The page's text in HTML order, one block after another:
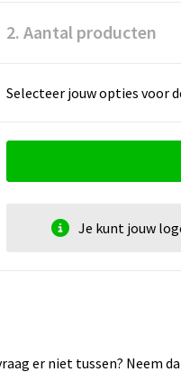
2. Aantal producten
Selecteer jouw opties voor
Je kunt jouw
er niet tussen? Neem